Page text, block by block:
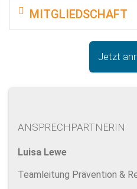
MITGLIEDSCHAFT
Jetzt
ANSPRECHPARTNERIN
Luisa Lewe
Teamleitung Prävention &